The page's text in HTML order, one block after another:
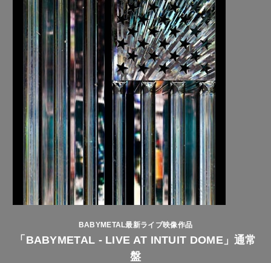
BABYMETAL最新ライブ映像作品
「BABYMETAL - LIVE AT INTUIT DOME」通常
盤